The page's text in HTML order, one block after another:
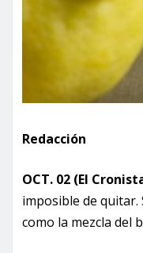
Redacción
OCT. 02 (El
imposible de
como la mezcla del